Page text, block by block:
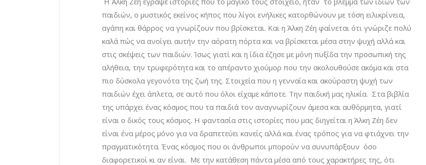
παιδιών, ο μυστικός εκείνος κήπος που λίγοι ενήλικες κατορθώνουν με τόση ειλικρίνεια,
αγάπη και θάρρος να γνωρίζουν που βρίσκεται. Και η Άλκη Ζέη φαίνεται ότι γνώριζε πολύ
καλά πώς να ανοίγει αυτήν την αόρατη πόρτα και να βρίσκεται μέσα στην ψυχή αλλά και
στις σκέψεις των παιδιών. Ίσως γιατί και η ίδια έζησε με μόνη πυξίδα την προσωπική της
αλήθεια, την τρυφερότητα και το απέραντο χιούμορ που την ακολουθούσε ακόμα και στα
πιο δύσκολα γεγονότα της ζωή της. Στοιχεία που η γενναία και ακούραστη ψυχή των
παιδιών έχει άπλετα, σε αυτό που όλοι είχαμε κάποτε. Την παιδική μας ηλικία. Στα βιβλία
της υπάρχει ένας κόσμος που τα παιδιά τον αναγνωρίζουν άμεσα και αυθόρμητα, γιατί
είναι ο δικός τους κόσμος. Η φαντασία στις ιστορίες που μας διηγείται η Άλκη Ζέη δεν
είναι ένα μέρος μόνο για να δραπετεύει κανείς αλλά και ένας τρόπος για να φτιάχνει την
πραγματικότητα. Ένας κόσμος που οι άνθρωποι μπορούν να συνυπάρξουν όσο
διαφορετικοί κι αν είναι. Με την κατάθεση πάντα μέσα από τους χαρακτήρες της, ότι